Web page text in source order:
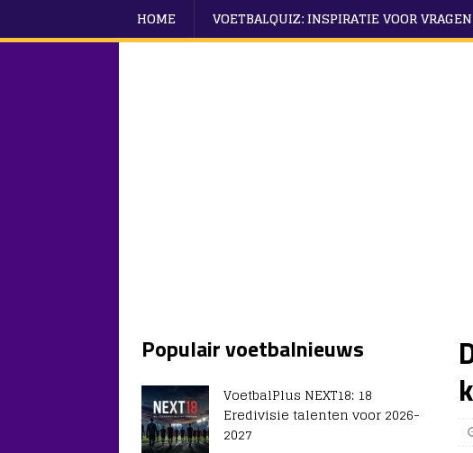
HOME VOETBALQUIZ: INSPIRATIE VOOR VRAGEN
Populair voetbalnieuws
VoetbalPlus NEXT18: 18
Eredivisie talenten voor 2026-
2027